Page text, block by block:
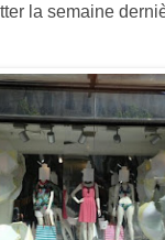
la semaine